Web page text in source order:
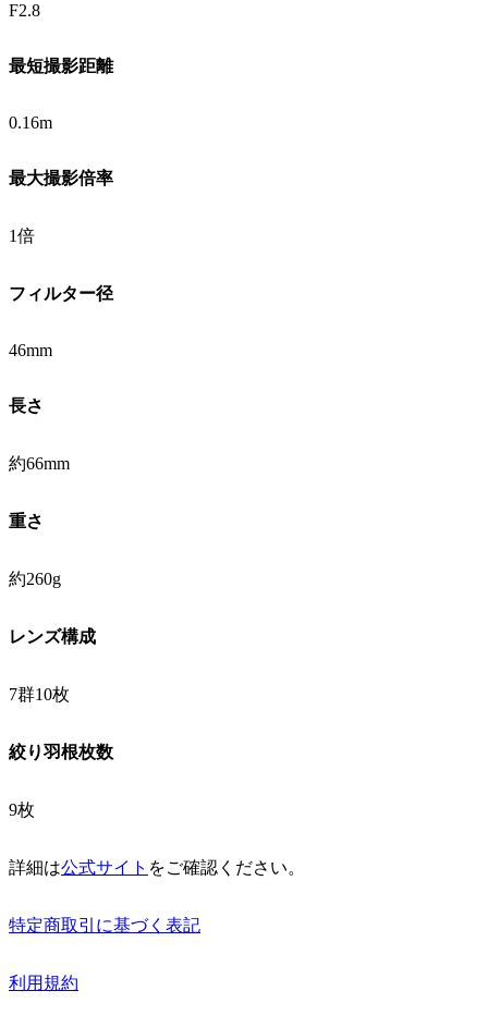
F2.8
最短撮影距離
0.16m
最大撮影倍率
1倍
フィルター径
46mm
長さ
約66mm
重さ
約260g
レンズ構成
7群10枚
絞り羽根枚数
9枚
詳細は公式サイト をご確認ください。
特定商取引に基づく表記
利用規約